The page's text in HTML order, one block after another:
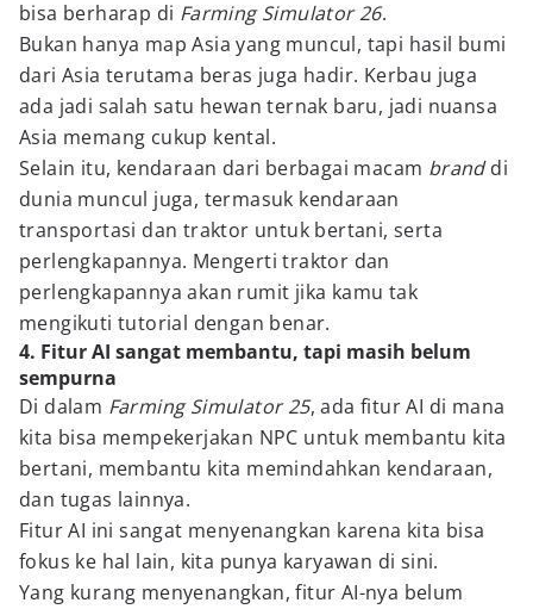
bisa berharap di Farming Simulator 26.
Bukan hanya map Asia yang muncul, tapi hasil bumi
dari Asia terutama beras juga hadir. Kerbau juga
ada jadi salah satu hewan ternak baru, jadi nuansa
Asia memang cukup kental.
Selain itu, kendaraan dari berbagai macam branddi
dunia muncul juga, termasuk kendaraan
transportasi dan traktor untuk bertani, serta
perlengkapannya. Mengerti traktor dan
perlengkapannya akan rumit jika kamu tak
mengikuti tutorial dengan benar.
4. Fitur AI sangat membantu, tapi masih belum
sempurna
Di dalam Farming Simulator 25, ada fitur AI di mana
kita bisa mempekerjakan NPC untuk membantu kita
bertani, membantu kita memindahkan kendaraan,
dan tugas lainnya.
Fitur AI ini sangat menyenangkan karena kita bisa
fokus ke hal lain, kita punya karyawan di sini.
Yang kurang menyenangkan, fitur AI-nya belum